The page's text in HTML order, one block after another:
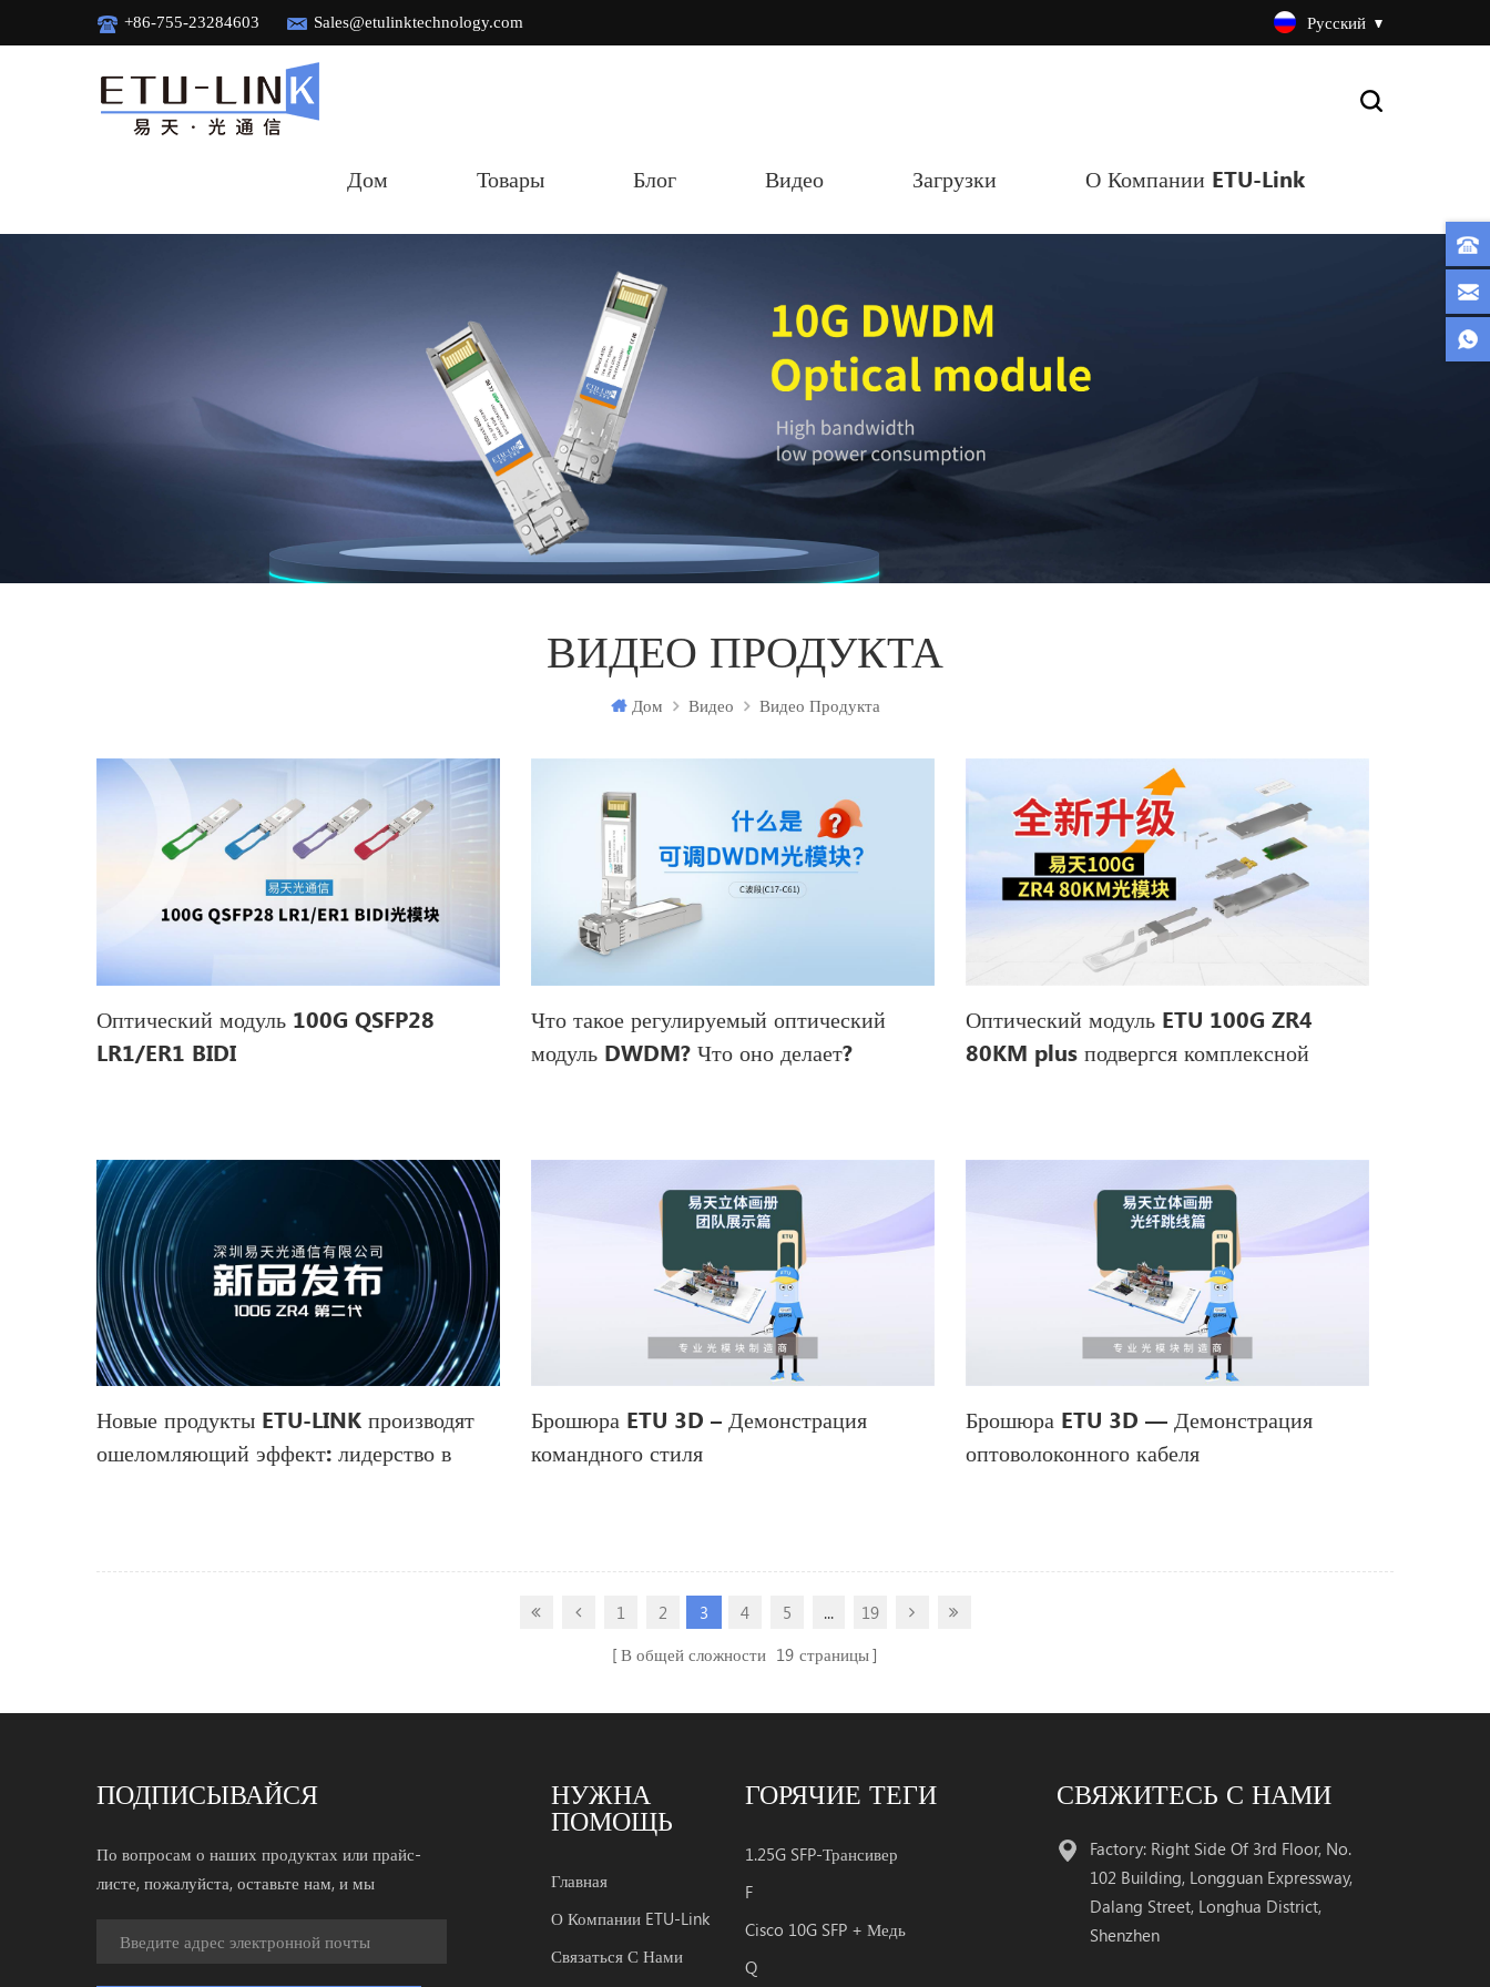
+86-755-23284603 Sales@etulinktechnology.com Русский
Дом Товары Блог Видео Загрузки О Компании ETU-Link
ВИДЕО ПРОДУКТА
Дом Видео Видео Продукта
Оптический модуль 100G QSFP28
LR1/ER1 BIDI
Что такое регулируемый оптический
модуль DWDM? Что оно делает?
Оптический модуль ETU 100G ZR4
80KM plus подвергся комплексной
Новые продукты ETU-LINK производят
ошеломляющий эффект: лидерство в
Брошюра ETU 3D – Демонстрация
командного стиля
Брошюра ETU 3D — Демонстрация
оптоволоконного кабеля
1 2 3 4 5 ...
19
В общей сложности 19 страницы
ПОДПИСЫВАЙСЯ
По вопросам о наших продуктах или прайс-
листе, пожалуйста, оставьте нам, и мы
НУЖНА
ПОМОЩЬ
Главная
О Компании ETU-Link
Связаться С Нами
ГОРЯЧИЕ ТЕГИ
1.25G SFP-Трансивер
F
Cisco 10G SFP + Медь
Q
СВЯЖИТЕСЬ С НАМИ
Factory: Right Side Of 3rd Floor, No.
102 Building, Longguan Expressway,
Dalang Street, Longhua District,
Shenzhen